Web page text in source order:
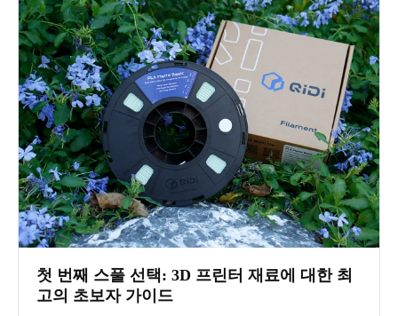
첫 번째 스풀 선택: 3D 프린터 재료에 대한 최
고의 초보자 가이드